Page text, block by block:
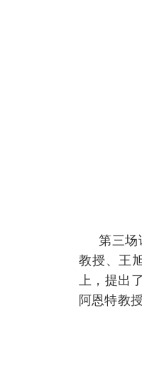
第三场
教授、王
上，提出
阿恩特教